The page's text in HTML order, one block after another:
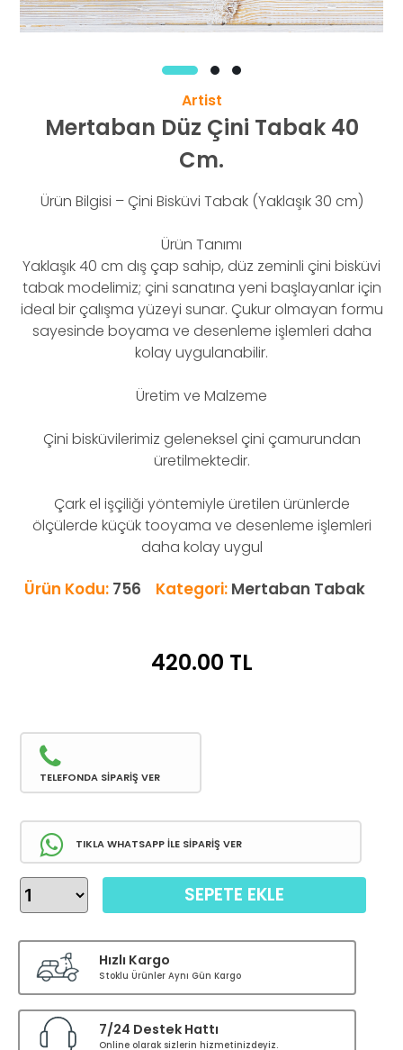
Artist
Mertaban Düz Çini Tabak 40
Cm.
Ürün Bilgisi – Çini Bisküvi Tabak (Yaklaşık 30 cm)
Ürün Tanımı
Yaklaşık 40 cm dış çap sahip, düz zeminli çini bisküvi
tabak modelimiz; çini sanatına yeni başlayanlar için
ideal bir çalışma yüzeyi sunar. Çukur olmayan formu
sayesinde boyama ve desenleme işlemleri daha
kolay uygulanabilir.
Üretim ve Malzeme
Çini bisküvilerimiz geleneksel çini çamurundan
üretilmektedir.
Çark el işçiliği yöntemiyle üretilen ürünlerde
ölçülerde küçük tooyama ve desenleme işlemleri
daha kolay uygul
Ürün Kodu: 756 Kategori: Mertaban Tabak
420.00 TL
TELEFONDA SİPARİŞ VER
TIKLA WHATSAPP İLE SİPARİŞ VER
SEPETE EKLE
Hızlı Kargo
Stoklu Ürünler Aynı Gün Kargo
7/24 Destek Hattı
Online olarak sizlerin hizmetinizdeyiz.